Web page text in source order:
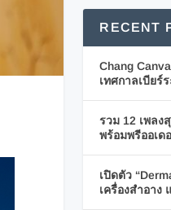
RECENT
Chang
เทศกาลเบียร์
รวม 12 เพลง
พร้อมพรีออเด
เปิดตัว
เครื่องสำอาง